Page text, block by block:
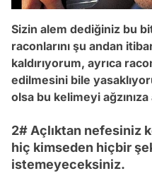
Sizin alem dediğiniz bu
raconlarını şu andan
kaldırıyorum, ayrıca
edilmesini bile
olsa bu kelimeyi ağzınıza
2# Açlıktan nefesiniz
hiç kimseden hiçbir
istemeyeceksiniz.